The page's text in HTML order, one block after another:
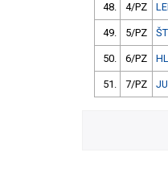
48. 4/PZ
49. 5/PZ
50. 6/PZ
51. 7/PZ